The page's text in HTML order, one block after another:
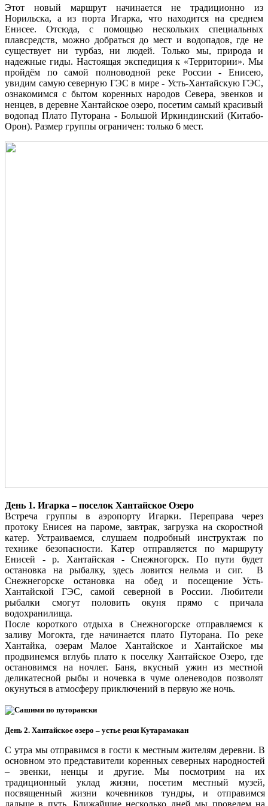
Этот новый маршрут начинается не традиционно из
Норильска, а из порта Игарка, что находится на среднем
Енисее. Отсюда, с помощью нескольких специальных
плавсредств, можно добраться до мест и водопадов, где не
существует ни турбаз, ни людей. Только мы, природа и
надежные гиды. Настоящая экспедиция к «Территории». Мы
пройдём по самой полноводной реке России - Енисею,
увидим самую северную ГЭС в мире - Усть-Хантайскую ГЭС,
ознакомимся с бытом коренных народов Севера, эвенков и
ненцев, в деревне Хантайское озеро, посетим самый красивый
водопад Плато Путорана - Большой Иркиндинский (Китабо-
Орон). Размер группы ограничен: только 6 мест.
День 1. Игарка – поселок Хантайское Озеро
Встреча группы в аэропорту Игарки. Переправа через
протоку Енисея на пароме, завтрак, загрузка на скоростной
катер. Устраиваемся, слушаем подробный инструктаж по
технике безопасности. Катер отправляется по маршруту
Енисей - р. Хантайская - Снежногорск. По пути будет
остановка на рыбалку, здесь ловится нельма и сиг. В
Снежнегорске остановка на обед и посещение Усть-
Хантайской ГЭС, самой северной в России. Любители
рыбалки смогут половить окуня прямо с причала
водохранилища.
После короткого отдыха в Снежногорске отправляемся к
заливу Могокта, где начинается плато Путорана. По реке
Хантайка, озерам Малое Хантайское и Хантайское мы
продвинемся вглубь плато к поселку Хантайское Озеро, где
остановимся на ночлег. Баня, вкусный ужин из местной
деликатесной рыбы и ночевка в чуме оленеводов позволят
окунуться в атмосферу приключений в первую же ночь.
День 2. Хантайское озеро – устье реки Кутарамакан
С утра мы отправимся в гости к местным жителям деревни. В
основном это представители коренных северных народностей
– эвенки, ненцы и другие. Мы посмотрим на их
традиционный уклад жизни, посетим местный музей,
посвященный жизни кочевников тундры, и отправимся
дальше в путь. Ближайшие несколько дней мы проведем на